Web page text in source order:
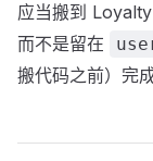
应当搬到
而不是留在
搬代码之前）完